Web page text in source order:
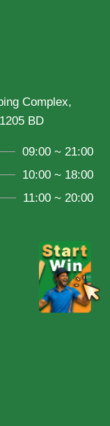
Complex,
BD
09:00 ~ 21:00
10:00 ~ 18:00
11:00 ~ 20:00